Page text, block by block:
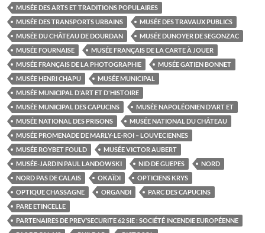
MUSÉE DES ARTS ET TRADITIONS POPULAIRES
MUSÉE DES TRANSPORTS URBAINS
MUSÉE DES TRAVAUX PUBLICS
MUSÉE DU CHÂTEAU DE DOURDAN
MUSÉE DUNOYER DE SEGONZAC
MUSÉE FOURNAISE
MUSÉE FRANÇAIS DE LA CARTE À JOUER
MUSÉE FRANÇAIS DE LA PHOTOGRAPHIE
MUSÉE GATIEN BONNET
MUSÉE HENRI CHAPU
MUSÉE MUNICIPAL
MUSÉE MUNICIPAL D'ART ET D'HISTOIRE
MUSÉE MUNICIPAL DES CAPUCINS
MUSÉE NAPOLÉONIEN D'ART ET
MUSÉE NATIONAL DES PRISONS
MUSÉE NATIONAL DU CHÂTEAU
MUSÉE PROMENADE DE MARLY-LE-ROI – LOUVECIENNES
MUSÉE ROYBET FOULD
MUSÉE VICTOR AUBERT
MUSÉE-JARDIN PAUL LANDOWSKI
NID DE GUEPES
NORD
NORD PAS DE CALAIS
OKAÏDI
OPTICIENS KRYS
OPTIQUE CHASSAGNE
ORGANDI
PARC DES CAPUCINS
PARE ETINCELLE
PARTENAIRES DE PREV’SECURITE 62 SIE : SOCIÉTÉ INCENDIE EUROPÉENNE